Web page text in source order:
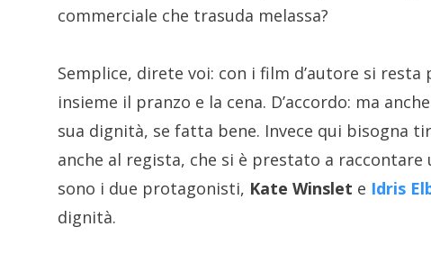
commerciale che trasuda melassa?
Semplice, direte voi: con i film d’autore si
insieme il pranzo e la cena. D’accordo: ma
sua dignità, se fatta bene. Invece qui bisogna
anche al regista, che si è prestato a
sono i due protagonisti, Kate Winslet e Idris
dignità.